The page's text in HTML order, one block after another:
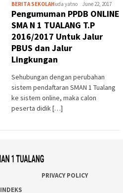
BERITA SEKOLAHuda yatno June 22, 2017
Pengumuman PPDB ONLINE
SMA N 1 TUALANG T.P
2016/2017 Untuk Jalur
PBUS dan Jalur
Lingkungan
Sehubungan dengan perubahan
sistem pendaftaran SMAN 1 Tualang
ke sistem online, maka calon
peserta didik […]
PRIVACY POLICY
INDEKS